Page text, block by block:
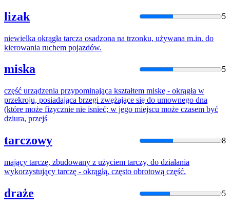
lizak 5
niewielka okrągła tarcza osadzona na trzonku, używana m.in. do
kierowania ruchem pojazdów.
miska 5
część urządzenia przypominająca kształtem miskę - okrągła w
przekroju, posiadająca brzegi zwężające się do umownego dna
(które może fizycznie nie isnieć; w jego miejscu może czasem być
dziura, przejś
tarczowy 8
mający tarczę, zbudowany z użyciem tarczy, do działania
wykorzystujący tarczę - okrągłą, często obrotową część.
draże 5